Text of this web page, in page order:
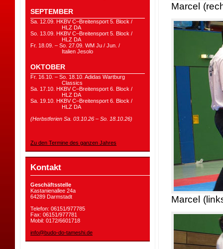
SEPTEMBER
Sa. 12.09. HKBV C–Breitensport 5. Block /
HLZ DA
So. 13.09. HKBV C–Breitensport 5. Block /
HLZ DA
Fr. 18.09. – So. 27.09. WM Ju / Jun. /
Italien Jesolo
OKTOBER
Fr. 16.10. – So. 18.10. Adidas Wartburg
Classics
Sa. 17.10. HKBV C–Breitensport 6. Block /
HLZ DA
Sa. 19.10. HKBV C–Breitensport 6. Block /
HLZ DA
(Herbstferien Sa. 03.10.26 – So. 18.10.26)
Zu den Termine des ganzen Jahres
Kontakt
Geschäftsstelle
Kastanienallee 24a
64289 Darmstadt
Telefon: 06151/977785
Fax: 06151/977781
Mobil: 0172/6601718
info@budo-do-tameshi.de
Marcel
Marcel